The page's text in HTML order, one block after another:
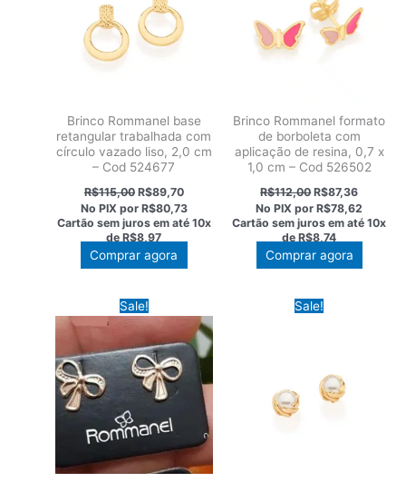
Brinco Rommanel base
retangular trabalhada com
círculo vazado liso, 2,0 cm
– Cod 524677
R$115,00 O
preço
original
era:
R$115,00.
R$89,70O
preço
atual
é:
R$89,70.
No PIX por R$80,73
Cartão sem juros em até 10x
de R$8,97
Comprar agora
Brinco Rommanel formato
de borboleta com
aplicação de resina, 0,7 x
1,0 cm – Cod 526502
R$112,00O
preço
original
era:
R$112,00.
R$87,36O
preço
atual
é:
R$87,36.
No PIX porR$78,62
Cartão sem juros em até10x
de R$8,74
Comprar agora
Sale! Sale!